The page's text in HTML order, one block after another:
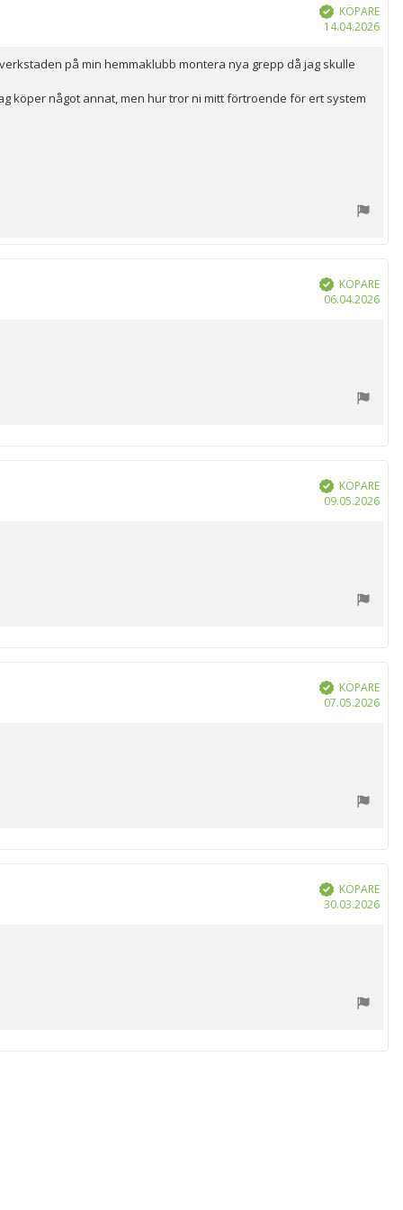
Bekräftad
KÖPARE
14.04.2026
på min hemmaklubb montera nya grepp då jag skulle
köper något annat, men hur tror ni mitt förtroende för ert system
Bekräftad
KÖPARE
06.04.2026
Bekräftad
KÖPARE
09.05.2026
Bekräftad
KÖPARE
07.05.2026
Bekräftad
KÖPARE
30.03.2026